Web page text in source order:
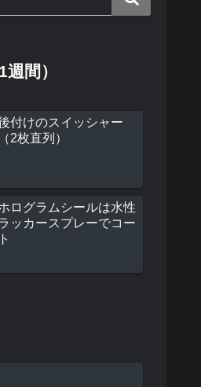
間）
付けのスイッシャー
（2枚直列）
ログラムシールは水性
ッカースプレーでコー
ト